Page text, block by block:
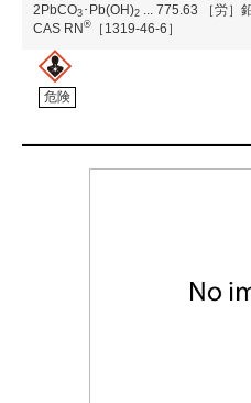
2PbCO3 ･Pb(OH)2 775.63 ［労］
CAS RN® ［1319-46-6］
危険